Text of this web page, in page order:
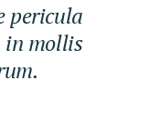
pericula
in mollis